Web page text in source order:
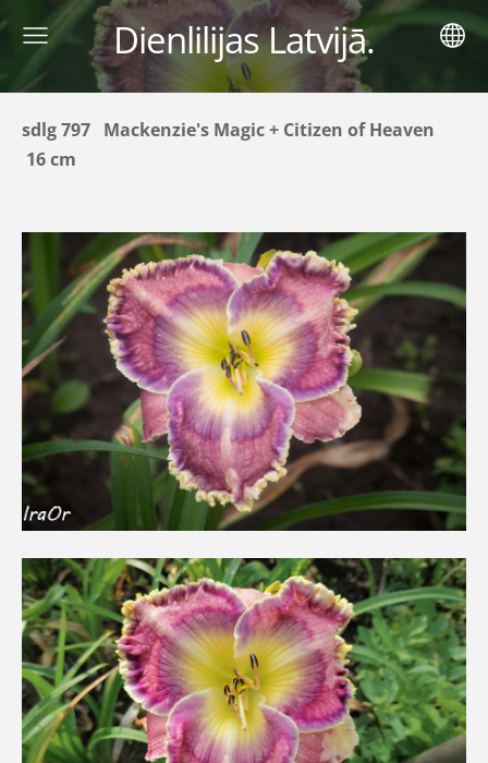
Dienlilijas Latvijā.
sdlg 797 Mackenzie's Magic + Citizen of Heaven
16 cm